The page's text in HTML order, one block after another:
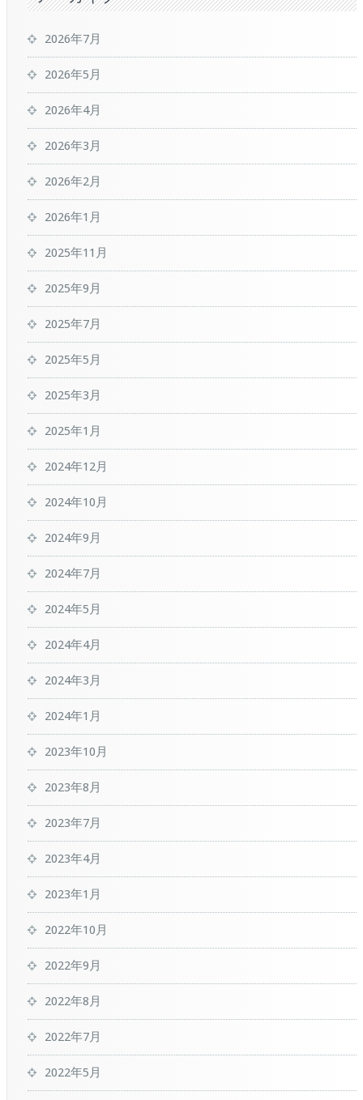
2026年7月
2026年5月
2026年4月
2026年3月
2026年2月
2026年1月
2025年11月
2025年9月
2025年7月
2025年5月
2025年3月
2025年1月
2024年12月
2024年10月
2024年9月
2024年7月
2024年5月
2024年4月
2024年3月
2024年1月
2023年10月
2023年8月
2023年7月
2023年4月
2023年1月
2022年10月
2022年9月
2022年8月
2022年7月
2022年5月